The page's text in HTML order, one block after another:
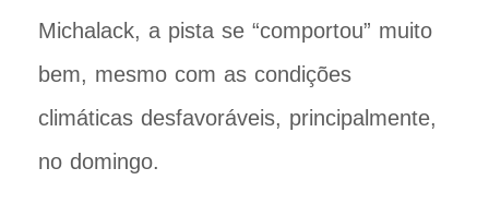
Michalack, a pista se “comportou” muito
bem, mesmo com as condições
climáticas desfavoráveis, principalmente,
no domingo.